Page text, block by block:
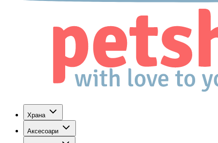
Храна
Аксесоари